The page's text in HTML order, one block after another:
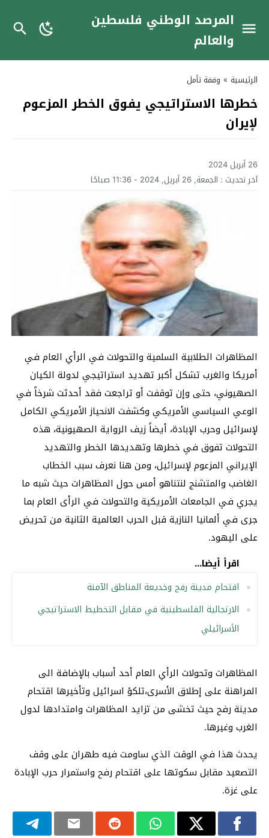
المرصد الوطني فلسطين
والعالم
الرئيسية » وقفة تأمل
خطرها الاستراتيجي يفوق الخطر المزعوم
لإيران
26 أبريل 2024
آخر تحديث : الجمعة, 26 أبريل, 2024 - 11:36 صباحًا
المظاهرات الطلابية السلمية والتحولات في الرأي العام في
أمريكا والغرب تشكل أكبر تهديد استراتيجي لدولة الكيان
الصهيوني، حتى وإن توقفت أو تراجعت فقد أحدثت شرخاً في
الوعي السياسي الأمريكي وكشفت الانحياز الأمريكي الكامل
لإسرائيل وحرب الإبادة، أيضاً زيف الرواية الصهيونية، هذه
التحولات تفوق في خطرها وتهديدها الخطر والتهديد
الإيراني المزعوم لإسرائيل، ومن هنا نعرف سبب الخطاب
الغاضب والمتشنج لنتناهو أمس حول المظاهرات حيث شبه ما
يجري في الجامعات الأمريكية والتحولات في الرأى العام بما
جرى في ألمانيا النازية قبل الحرب العالمية الثانية من تحريض
على اليهود.
اقرأ أيضا...
اقتحام مدينة رفح وخديعة المناطق الآمنة
الارتجالية الفلسطينية في مقابل التخطيط الاستراتيجي
الأسرائيلي
المظاهرات وتحولات الرأي العام أحد أسباب بالإضافة الى
المراهنة على إطلاق الأسرى،تلكؤ اسرائيل وتأخيرها اقتحام
مدينة رفح حيث تخشى من تزايد المظاهرات وامتدادها لدول
الغرب وغيرها.
يحدث هذا في الوقت الذي ساومت فيه طهران على وقف
التصعيد مقابل سكوتها على اقتحام رفح واستمرار حرب الإبادة
على غزة.